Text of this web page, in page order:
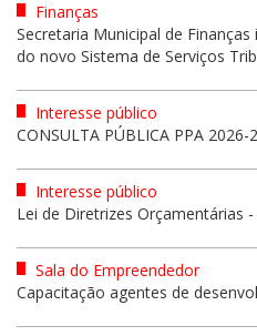
Finanças
Secretaria Municipal de
do novo Sistema de Serviços
Interesse público
CONSULTA PÚBLICA PPA 2026-
Interesse público
Lei de Diretrizes Orçamentárias
Sala do Empreendedor
Capacitação agentes de